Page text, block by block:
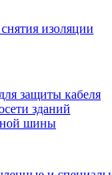
изоляции
защиты кабеля
зданий
шины